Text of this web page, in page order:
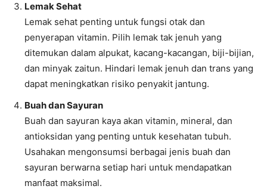
Lemak Sehat
Lemak sehat penting untuk fungsi otak dan
penyerapan vitamin. Pilih lemak tak jenuh yang
ditemukan dalam alpukat, kacang-kacangan, biji-bijian,
dan minyak zaitun. Hindari lemak jenuh dan trans yang
dapat meningkatkan risiko penyakit jantung.
Buah dan Sayuran
Buah dan sayuran kaya akan vitamin, mineral, dan
antioksidan yang penting untuk kesehatan tubuh.
Usahakan mengonsumsi berbagai jenis buah dan
sayuran berwarna setiap hari untuk mendapatkan
manfaat maksimal.